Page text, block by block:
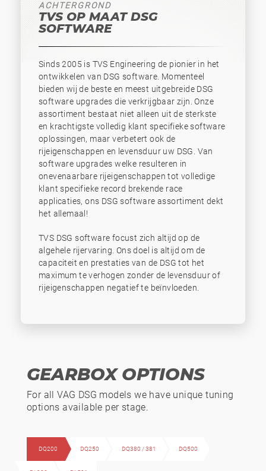
ACHTERGROND
TVS OP MAAT DSG
SOFTWARE
Sinds 2005 is TVS Engineering de pionier in het
ontwikkelen van DSG software. Momenteel
bieden wij de beste en meest uitgebreide DSG
software upgrades die verkrijgbaar zijn. Onze
assortiment bestaat niet alleen uit de sterkste
en krachtigste volledig klant specifieke software
oplossingen, maar verbetert ook de
rijeigenschappen en levensduur uw DSG. Van
software upgrades welke resulteren in
onevenaarbare rijeigenschappen tot volledige
klant specifieke record brekende race
applicaties, ons DSG software assortiment dekt
het allemaal!
TVS DSG software focust zich altijd op de
algehele rijervaring. Ons doel is altijd om de
capaciteit en prestaties van de DSG tot het
maximum te verhogen zonder de levensduur of
rijeigenschappen negatief te beïnvloeden.
GEARBOX OPTIONS
For all VAG DSG models we have unique tuning
options available per stage.
DQ200 DQ250 DQ380 / 381 DQ500